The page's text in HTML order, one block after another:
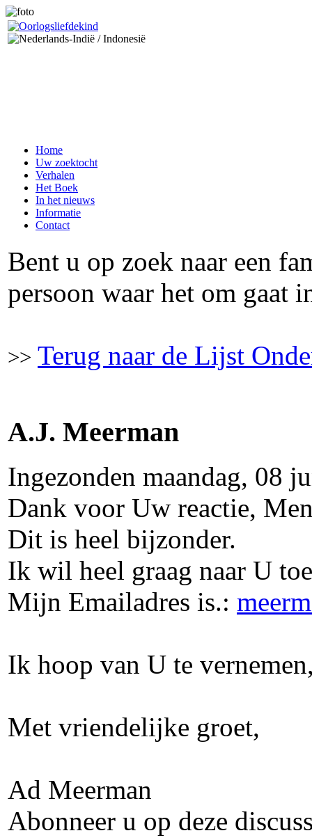
Home
Uw zoektocht
Verhalen
Het Boek
In het nieuws
Informatie
Contact
Bent u op zoek naar een
persoon waar het om gaat
>> Terug naar de Lijst
A.J. Meerman
Ingezonden maandag, 08
Dank voor Uw reactie,
Dit is heel bijzonder.
Ik wil heel graag naar U
Mijn Emailadres is.:
Ik hoop van U te
Met vriendelijke groet,
Ad Meerman
Abonneer u op deze